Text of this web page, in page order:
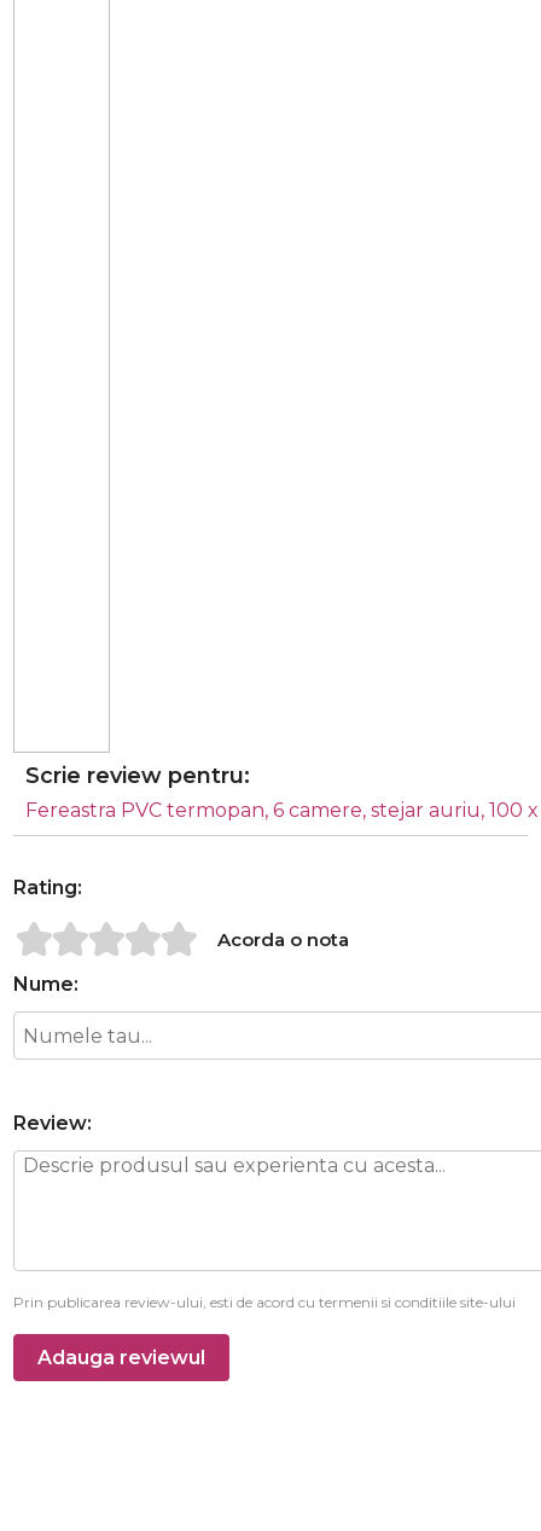
Scrie review pentru:
Fereastra PVC termopan, 6 camere, stejar auriu, 100
Rating:
Acorda o nota
Nume:
Review:
Prin publicarea review-ului, esti de acord cu termenii si conditiile site-ului
Adauga reviewul